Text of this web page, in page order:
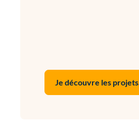
Je découvre les projets